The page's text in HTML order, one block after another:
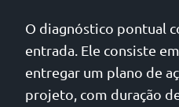
O diagnóstico pontual
entrada. Ele consiste
entregar um plano de
projeto, com duração